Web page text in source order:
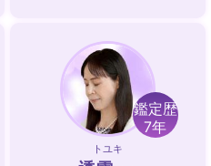
鑑定歴
7年
トユキ